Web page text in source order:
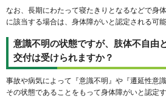
なお、長期にわたって寝たきりとなるなどで身
に該当する場合は、身体障がいと認定される可能
意識不明の状態ですが、肢体不自由
交付は受けられますか？
事故や病気によって『意識不明』や『遷延性意
その状態であることをもって身体障がいと認定